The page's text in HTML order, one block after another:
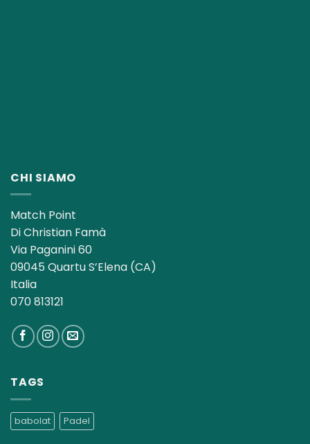
CHI SIAMO
Match Point
Di Christian Famà
Via Paganini 60
09045 Quartu S’Elena (CA)
Italia
070 813121
TAGS
babolat Padel